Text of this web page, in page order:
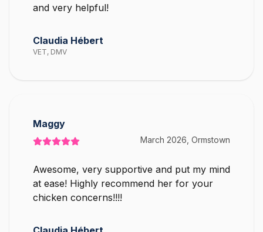
and very helpful!
Claudia Hébert
VET, DMV
Maggy
March 2026, Ormstown
Awesome, very supportive and put my mind
at ease! Highly recommend her for your
chicken concerns!!!!